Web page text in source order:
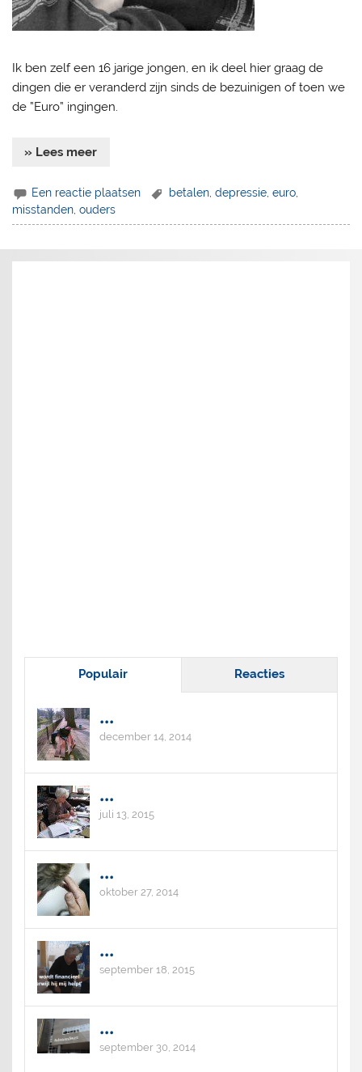
Ik ben zelf een 16 jarige jongen, en ik deel hier graag de
dingen die er veranderd zijn sinds de bezuinigen of toen we
de ”Euro” ingingen.
» Lees meer
Een reactie plaatsen betalen ,depressie ,euro
misstanden ,ouders
Populair Reacties
...
december 14, 2014
...
juli 13, 2015
...
oktober 27, 2014
...
september 18, 2015
...
september 30, 2014